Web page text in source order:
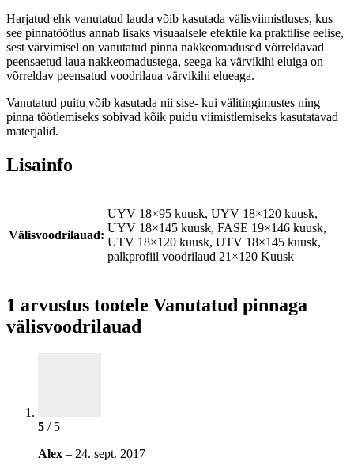
Harjatud ehk vanutatud lauda võib kasutada välisviimistluses, kus
see pinnatöötlus annab lisaks visuaalsele efektile ka praktilise eelise,
sest värvimisel on vanutatud pinna nakkeomadused võrreldavad
peensaetud laua nakkeomadustega, seega ka värvikihi eluiga on
võrreldav peensatud voodrilaua värvikihi elueaga.
Vanutatud puitu võib kasutada nii sise- kui välitingimustes ning
pinna töötlemiseks sobivad kõik puidu viimistlemiseks kasutatavad
materjalid.
Lisainfo
Välisvoodrilauad:
UYV 18×95 kuusk, UYV 18×120 kuusk,
UYV 18×145 kuusk, FASE 19×146 kuusk,
UTV 18×120 kuusk, UTV 18×145 kuusk,
palkprofiil voodrilaud 21×120 Kuusk
1 arvustus tootele Vanutatud pinnaga
välisvoodrilauad
5 / 5
Alex – 24. sept. 2017